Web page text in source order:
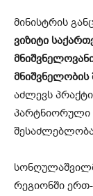
მინისტრის
ვიზიტი
მნიშვნელობის
აძლევს
პარტნიორული
რეგიონში